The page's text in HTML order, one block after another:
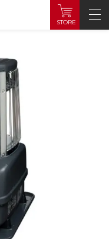
STORE